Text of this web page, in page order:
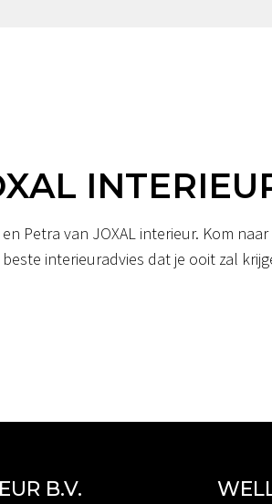
Petra van JOXAL interieur. Kom
interieuradvies dat je ooit zal
B.V.